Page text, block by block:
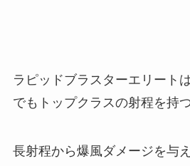
ラピッドブラスターエリート
でもトップクラスの射程を持
長射程から爆風ダメージを与